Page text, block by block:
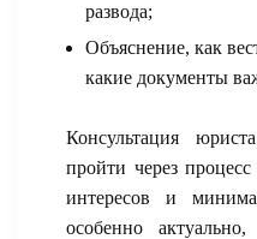
развода;
Объяснение, как
какие документы
Консультация
пройти через
интересов и
особенно